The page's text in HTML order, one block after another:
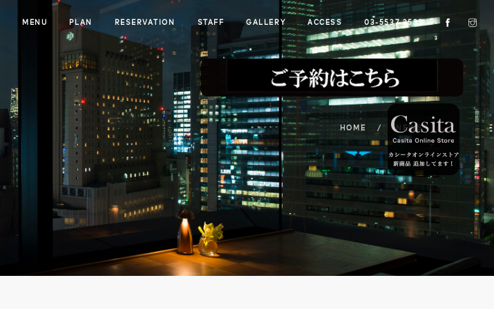
MENU PLAN RESERVATION STAFF GALLERY ACCESS 03-5537-3535
HOME NEWS